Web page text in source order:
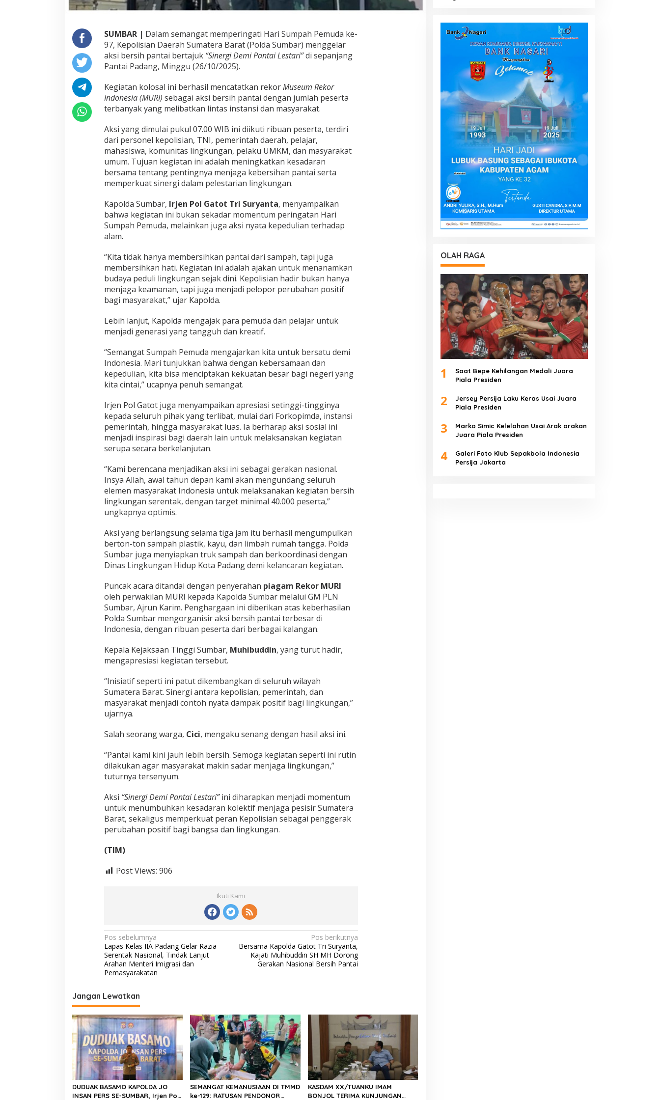
t
k
o
r
M
U
I
L
e
w
t
G
e
r
a
k
a
B
e
r
s
P
a
n
a
i
SUMBAR | Dalam semangat memperingati Hari Sumpah Pemuda ke-
97, Kepolisian Daerah Sumatera Barat (Polda Sumbar) menggelar
aksi bersih pantai bertajuk “Sinergi Demi Pantai Lestari”di sepanjang
Pantai Padang, Minggu (26/10/2025).
Kegiatan kolosal ini berhasil mencatatkan rekorMuseum Rekor
Indonesia (MURI) sebagai aksi bersih pantai dengan jumlah peserta
terbanyak yang melibatkan lintas instansi dan masyarakat.
Aksi yang dimulai pukul 07.00 WIB ini diikuti ribuan peserta, terdiri
dari personel kepolisian, TNI, pemerintah daerah, pelajar,
mahasiswa, komunitas lingkungan, pelaku UMKM, dan masyarakat
umum. Tujuan kegiatan ini adalah meningkatkan kesadaran
bersama tentang pentingnya menjaga kebersihan pantai serta
memperkuat sinergi dalam pelestarian lingkungan.
Kapolda Sumbar, Irjen Pol Gatot Tri Suryanta, menyampaikan
bahwa kegiatan ini bukan sekadar momentum peringatan Hari
Sumpah Pemuda, melainkan juga aksi nyata kepedulian terhadap
alam.
“Kita tidak hanya membersihkan pantai dari sampah, tapi juga
membersihkan hati. Kegiatan ini adalah ajakan untuk menanamkan
budaya peduli lingkungan sejak dini. Kepolisian hadir bukan hanya
menjaga keamanan, tapi juga menjadi pelopor perubahan positif
bagi masyarakat,” ujar Kapolda.
Lebih lanjut, Kapolda mengajak para pemuda dan pelajar untuk
menjadi generasi yang tangguh dan kreatif.
“Semangat Sumpah Pemuda mengajarkan kita untuk bersatu demi
Indonesia. Mari tunjukkan bahwa dengan kebersamaan dan
kepedulian, kita bisa menciptakan kekuatan besar bagi negeri yang
kita cintai,” ucapnya penuh semangat.
Irjen Pol Gatot juga menyampaikan apresiasi setinggi-tingginya
kepada seluruh pihak yang terlibat, mulai dari Forkopimda, instansi
pemerintah, hingga masyarakat luas. Ia berharap aksi sosial ini
menjadi inspirasi bagi daerah lain untuk melaksanakan kegiatan
serupa secara berkelanjutan.
“Kami berencana menjadikan aksi ini sebagai gerakan nasional.
Insya Allah, awal tahun depan kami akan mengundang seluruh
elemen masyarakat Indonesia untuk melaksanakan kegiatan bersih
lingkungan serentak, dengan target minimal 40.000 peserta,”
ungkapnya optimis.
Aksi yang berlangsung selama tiga jam itu berhasil mengumpulkan
berton-ton sampah plastik, kayu, dan limbah rumah tangga. Polda
Sumbar juga menyiapkan truk sampah dan berkoordinasi dengan
Dinas Lingkungan Hidup Kota Padang demi kelancaran kegiatan.
Puncak acara ditandai dengan penyerahan piagam Rekor MURI
oleh perwakilan MURI kepada Kapolda Sumbar melalui GM PLN
Sumbar, Ajrun Karim. Penghargaan ini diberikan atas keberhasilan
Polda Sumbar mengorganisir aksi bersih pantai terbesar di
Indonesia, dengan ribuan peserta dari berbagai kalangan.
Kepala Kejaksaan Tinggi Sumbar, Muhibuddin, yang turut hadir,
mengapresiasi kegiatan tersebut.
“Inisiatif seperti ini patut dikembangkan di seluruh wilayah
Sumatera Barat. Sinergi antara kepolisian, pemerintah, dan
masyarakat menjadi contoh nyata dampak positif bagi lingkungan,”
ujarnya.
Salah seorang warga, Cici, mengaku senang dengan hasil aksi ini.
“Pantai kami kini jauh lebih bersih. Semoga kegiatan seperti ini rutin
dilakukan agar masyarakat makin sadar menjaga lingkungan,”
tuturnya tersenyum.
Aksi “Sinergi Demi Pantai Lestari”ini diharapkan menjadi momentum
untuk menumbuhkan kesadaran kolektif menjaga pesisir Sumatera
Barat, sekaligus memperkuat peran Kepolisian sebagai penggerak
perubahan positif bagi bangsa dan lingkungan.
(TIM)
Post Views: 906
Ikuti Kami
N
a
v
i
g
a
s
i
p
o
s
Pos sebelumnya
Lapas Kelas IIA Padang Gelar Razia
Serentak Nasional, Tindak Lanjut
Arahan Menteri Imigrasi dan
Pemasyarakatan
Pos berikutnya
Bersama Kapolda Gatot Tri Suryanta,
Kajati Muhibuddin SH MH Dorong
Gerakan Nasional Bersih Pantai
Jangan Lewatkan
DUDUAK BASAMO KAPOLDA JO
INSAN PERS SE-SUMBAR, Irjen Pol.
SEMANGAT KEMANUSIAAN DI TMMD
ke-129: RATUSAN PENDONOR
KASDAM XX/TUANKU IMAM
BONJOL TERIMA KUNJUNGAN
OLAH RAGA
1
Saat Bepe Kehilangan Medali Juara
Piala Presiden
2
Jersey Persija Laku Keras Usai Juara
Piala Presiden
3
Marko Simic Kelelahan Usai Arak arakan
Juara Piala Presiden
4
Galeri Foto Klub Sepakbola Indonesia
Persija Jakarta